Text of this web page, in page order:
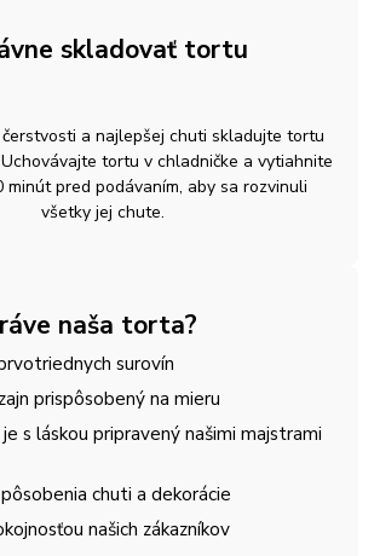
skladovať tortu
a najlepšej chuti skladujte tortu
tortu v chladničke a vytiahnite
minút pred podávaním, aby sa rozvinuli
všetky jej chute.
naša torta?
surovín
prispôsobený na mieru
s láskou pripravený našimi majstrami
chuti a dekorácie
našich zákazníkov